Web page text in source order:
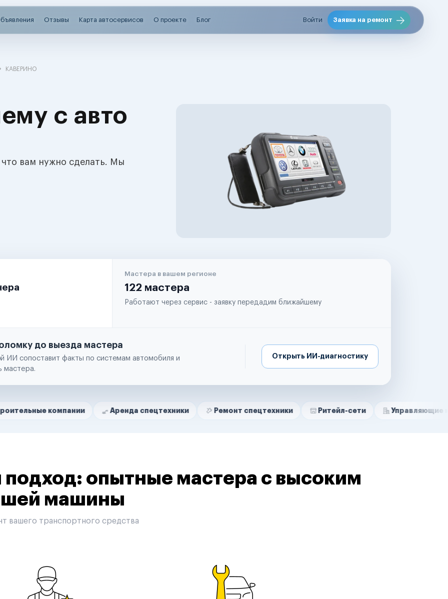
Отзывы Карта автосервисов О проекте Блог Войти Заявка на ремонт
КАВЕРИНО
с авто
вам нужно сделать. Мы
Мастера в вашем регионе
122 мастера
Работают через сервис - заявку передадим ближайшему
до выезда мастера
ИИ сопоставит факты по системам автомобиля и
мастера.
Открыть ИИ-диагностику
компании Аренда спецтехники Ремонт спецтехники Ритейл-сети Управляющие компании
опытные мастера с высоким
машины
вашего транспортного средства